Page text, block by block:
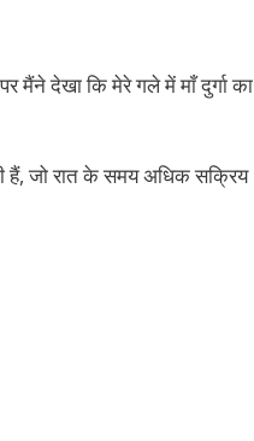
देखा कि मेरे गले में माँ दुर्गा का
हैं, जो रात के समय अधिक सक्रिय